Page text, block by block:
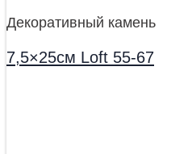
Декоративный камень
7,5×25см Loft 55-67